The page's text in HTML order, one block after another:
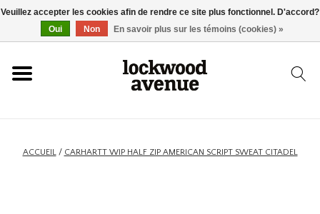
ACCUEIL
NOUVEAU
ACCUEIL/ CARHARTT WIP HALF ZIP AMERICAN SCRIPT SWEAT CITADEL
Veuillez accepter les cookies afin de rendre ce site plus fonctionnel. D'accord?
Oui
Non En savoir plus sur les témoins (cookies) »